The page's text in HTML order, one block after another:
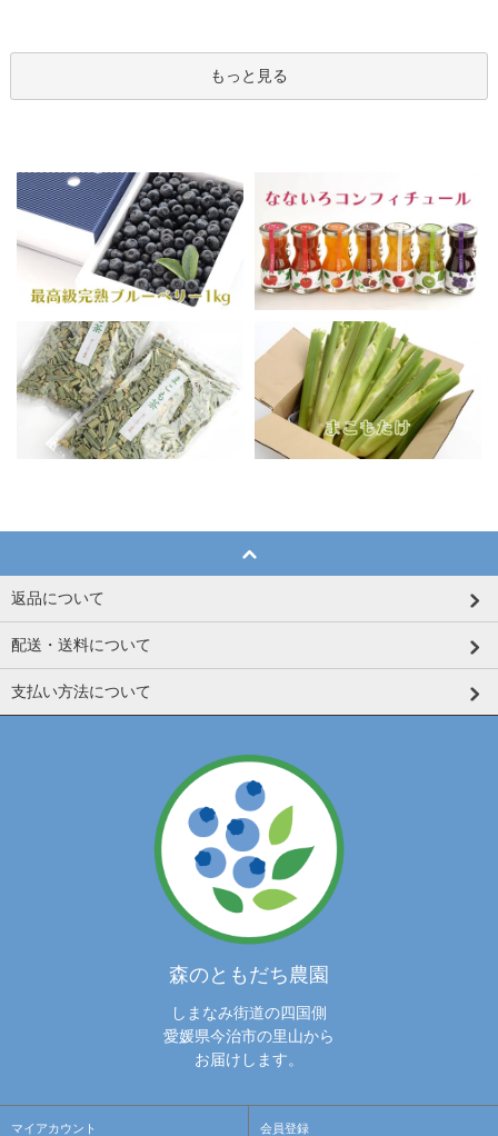
もっと見る
返品について
配送・送料について
支払い方法について
森のともだち農園
しまなみ街道の四国側
愛媛県今治市の里山から
お届けします。
マイアカウント 会員登録